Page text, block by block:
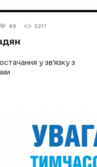
65 2217
у зв'язку з